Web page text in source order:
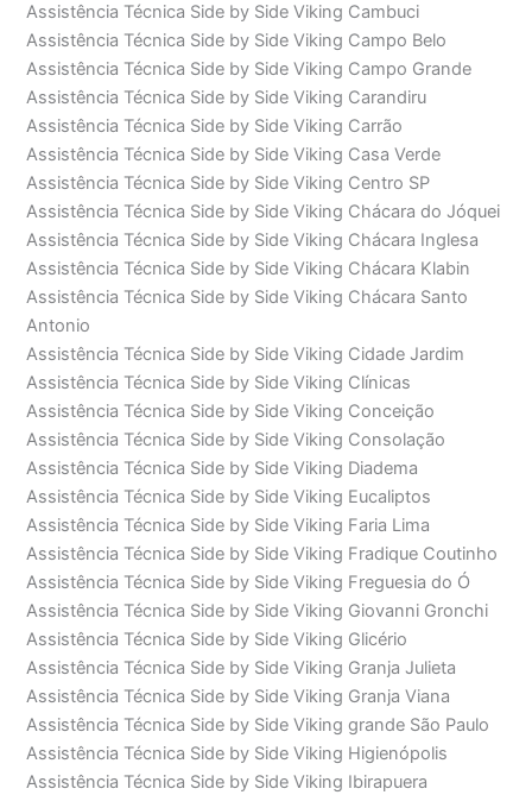
Assistência Técnica Side by Side Viking Cambuci
Assistência Técnica Side by Side Viking Campo Belo
Assistência Técnica Side by Side Viking Campo Grande
Assistência Técnica Side by Side Viking Carandiru
Assistência Técnica Side by Side Viking Carrão
Assistência Técnica Side by Side Viking Casa Verde
Assistência Técnica Side by Side Viking Centro SP
Assistência Técnica Side by Side Viking Chácara do Jóquei
Assistência Técnica Side by Side Viking Chácara Inglesa
Assistência Técnica Side by Side Viking Chácara Klabin
Assistência Técnica Side by Side Viking Chácara Santo
Antonio
Assistência Técnica Side by Side Viking Cidade Jardim
Assistência Técnica Side by Side Viking Clínicas
Assistência Técnica Side by Side Viking Conceição
Assistência Técnica Side by Side Viking Consolação
Assistência Técnica Side by Side Viking Diadema
Assistência Técnica Side by Side Viking Eucaliptos
Assistência Técnica Side by Side Viking Faria Lima
Assistência Técnica Side by Side Viking Fradique Coutinho
Assistência Técnica Side by Side Viking Freguesia do Ó
Assistência Técnica Side by Side Viking Giovanni Gronchi
Assistência Técnica Side by Side Viking Glicério
Assistência Técnica Side by Side Viking Granja Julieta
Assistência Técnica Side by Side Viking Granja Viana
Assistência Técnica Side by Side Viking grande São Paulo
Assistência Técnica Side by Side Viking Higienópolis
Assistência Técnica Side by Side Viking Ibirapuera